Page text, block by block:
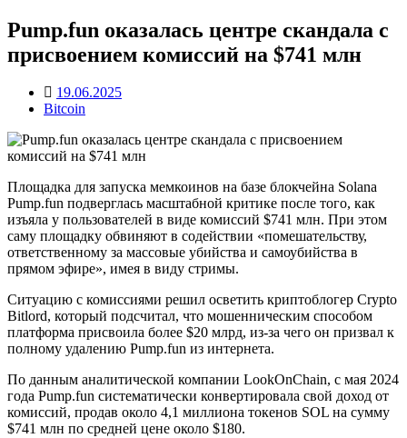
Pump.fun оказалась центре скандала с
присвоением комиссий на $741 млн
19.06.2025
Bitcoin
Площадка для запуска мемкоинов на базе блокчейна Solana
Pump.fun подверглась масштабной критике после того, как
изъяла у пользователей в виде комиссий $741 млн. При этом
саму площадку обвиняют в содействии «помешательству,
ответственному за массовые убийства и самоубийства в
прямом эфире», имея в виду стримы.
Ситуацию с комиссиями решил осветить криптоблогер Crypto
Bitlord, который подсчитал, что мошенническим способом
платформа присвоила более $20 млрд, из-за чего он призвал к
полному удалению Pump.fun из интернета.
По данным аналитической компании LookOnChain, с мая 2024
года Pump.fun систематически конвертировала свой доход от
комиссий, продав около 4,1 миллиона токенов SOL на сумму
$741 млн по средней цене около $180.